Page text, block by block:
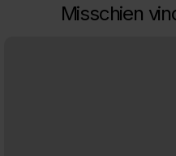
Misschien